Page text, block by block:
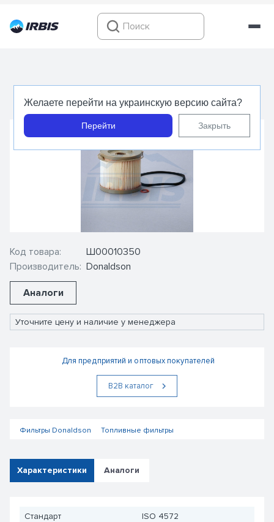
Желаете перейти на украинскую версию сайта?
Перейти Закрыть
Топливный фильтр P552014 - Donaldson
Код товара:
Производитель:
Ш00010350
Donaldson
Аналоги
Уточните цену и наличие у менеджера
Для предприятий и оптовых покупателей
В2В каталог
Фильтры Donaldson Топливные фильтры
Характеристики Аналоги
Стандарт
ISO 4572